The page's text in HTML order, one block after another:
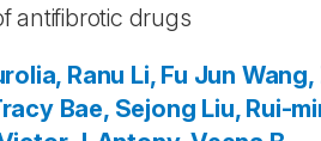
antifibrotic drugs
Ranu Li, Fu Jun Wang,
Bae, Sejong Liu, Rui-